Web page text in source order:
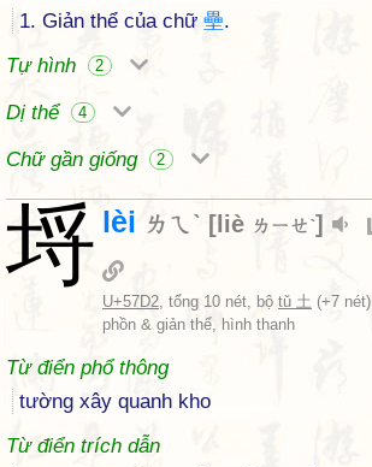
1. Giản thể của chữ 壘.
Tự hình
2
Dị thể 4
Chữ gần giống 2
埒 lèi ㄌㄟˋ [ liè ㄌㄧㄝˋ]
U+57D2, tổng 10 nét, bộ tǔ 土 (+7 nét)
phồn & giản thể, hình thanh
Từ điển phổ thông
tường xây quanh kho
Từ điển trích dẫn